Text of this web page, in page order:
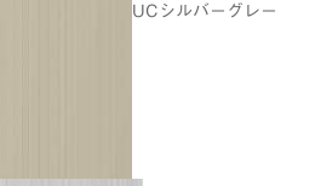
UCシルバーグレー